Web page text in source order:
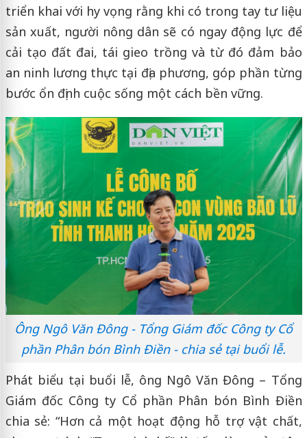
triển khai với hy vọng rằng khi có trong tay tư liệu
sản xuất, người nông dân sẽ có ngay động lực để
cải tạo đất đai, tái gieo trồng và từ đó đảm bảo
an ninh lương thực tại địa phương, góp phần từng
bước ổn định cuộc sống một cách bền vững.
Ông Ngô Văn Đông - Tổng Giám đốc Công ty Cổ
phần Phân bón Bình Điền - chia sẻ tại buổi lễ.
Phát biểu tại buổi lễ, ông Ngô Văn Đông – Tổng
Giám đốc Công ty Cổ phần Phân bón Bình Điền
chia sẻ: “Hơn cả một hoạt động hỗ trợ vật chất,